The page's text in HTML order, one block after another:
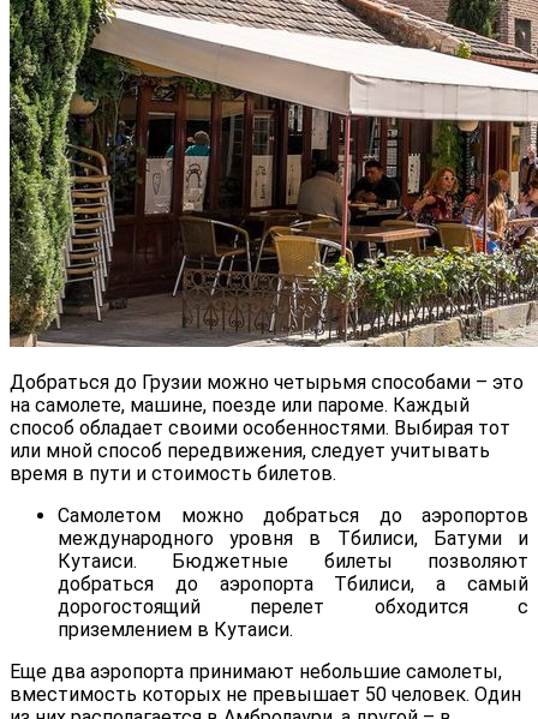
Добраться до Грузии можно четырьмя способами – это
на самолете, машине, поезде или пароме. Каждый
способ обладает своими особенностями. Выбирая тот
или мной способ передвижения, следует учитывать
время в пути и стоимость билетов.
Самолетом можно добраться до аэропортов
международного уровня в Тбилиси, Батуми и
Кутаиси. Бюджетные билеты позволяют
добраться до аэропорта Тбилиси, а самый
дорогостоящий перелет обходится с
приземлением в Кутаиси.
Еще два аэропорта принимают небольшие самолеты,
вместимость которых не превышает 50 человек. Один